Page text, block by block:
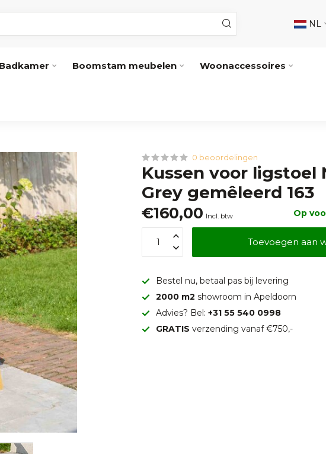
NL
Badkamer Boomstam meubelen Woonaccessoires
0 beoordelingen
Kussen voor ligstoel
Grey gemêleerd 163
€160,00 Incl. btw Op
Toevoegen aan
Bestel nu, betaal pas bij levering
2000 m2showroom in Apeldoorn
Advies? Bel:+31 55 540 0998
GRATIS verzending vanaf €750,-